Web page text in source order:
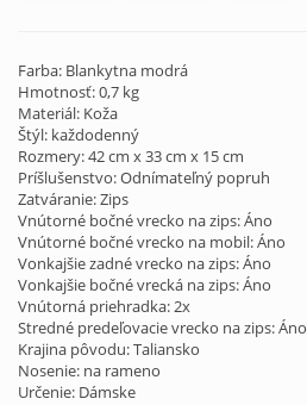
Farba: Blankytna modrá
Hmotnosť: 0,7 kg
Materiál: Koža
Štýl: každodenný
Rozmery: 42 cm x 33 cm x 15 cm
Príšlušenstvo: Odnímateľný popruh
Zatváranie: Zips
Vnútorné bočné vrecko na zips: Áno
Vnútorné bočné vrecko na mobil: Áno
Vonkajšie zadné vrecko na zips: Áno
Vonkajšie bočné vrecká na zips: Áno
Vnútorná priehradka: 2x
Stredné predeľovacie vrecko na zips: Áno
Krajina pôvodu: Taliansko
Nosenie: na rameno
Určenie: Dámske